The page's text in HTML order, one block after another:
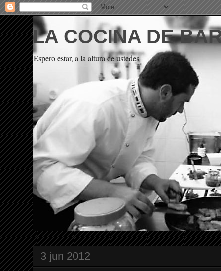
LA COCINA DE
Espero estar, a la altura de ustedes
3 jun 2012